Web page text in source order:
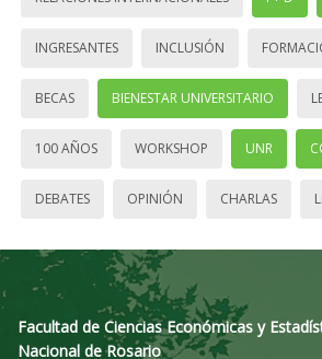
INGRESANTES INCLUSIÓN
BECAS BIENESTAR UNIVERSITARIO
100 AÑOS WORKSHOP UNR
DEBATES OPINIÓN CHARLAS
Facultad de Ciencias Económicas y
Nacional de Rosario